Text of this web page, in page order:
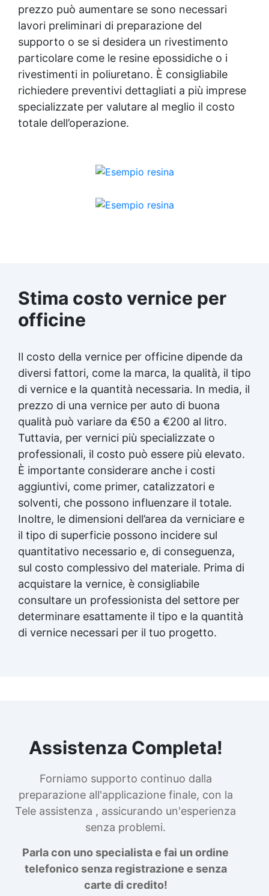
prezzo può aumentare se sono necessari
lavori preliminari di preparazione del
supporto o se si desidera un rivestimento
particolare come le resine epossidiche o i
rivestimenti in poliuretano. È consigliabile
richiedere preventivi dettagliati a più imprese
specializzate per valutare al meglio il costo
totale dell’operazione.
Stima costo vernice per
officine
Il costo della vernice per officine dipende da
diversi fattori, come la marca, la qualità, il tipo
di vernice e la quantità necessaria. In media, il
prezzo di una vernice per auto di buona
qualità può variare da €50 a €200 al litro.
Tuttavia, per vernici più specializzate o
professionali, il costo può essere più elevato.
È importante considerare anche i costi
aggiuntivi, come primer, catalizzatori e
solventi, che possono influenzare il totale.
Inoltre, le dimensioni dell’area da verniciare e
il tipo di superficie possono incidere sul
quantitativo necessario e, di conseguenza,
sul costo complessivo del materiale. Prima di
acquistare la vernice, è consigliabile
consultare un professionista del settore per
determinare esattamente il tipo e la quantità
di vernice necessari per il tuo progetto.
Assistenza Completa!
Forniamo supporto continuo dalla
preparazione all'applicazione finale, con la
Tele assistenza , assicurando un'esperienza
senza problemi.
Parla con uno specialista e fai un ordine
telefonico senza registrazione e senza
carte di credito!